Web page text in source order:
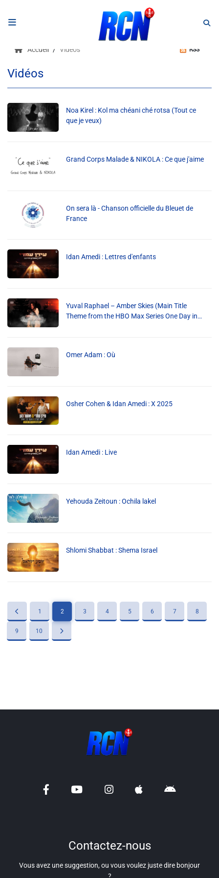
RADIO
Podcasts
Programmes
Equipe
Faire un don
Evènements
Info routes
Alerte Méduses 06
RCN Soutiens
MEDIAS
Photos
Ecrire à RCN
Liens utiles
Shabbat Project
Ville de Nice
CCAS NICE
Département des Alpes Maritimes
Accueil Vidéos RSS
Vidéos
Noa Kirel : Kol ma chéani ché rotsa (Tout ce
que je veux)
Grand Corps Malade & NIKOLA : Ce que j'aime
On sera là - Chanson officielle du Bleuet de
France
Idan Amedi : Lettres d'enfants
Yuval Raphael – Amber Skies (Main Title
Theme from the HBO Max Series One Day in
Omer Adam : Où
Osher Cohen & Idan Amedi : X 2025
Idan Amedi : Live
Yehouda Zeitoun : Ochila lakel
Shlomi Shabbat : Shema Israel
1 2 3 4 5 6 7 8
9 10
Contactez-nous
Vous avez une suggestion, ou vous voulez juste dire bonjour
?